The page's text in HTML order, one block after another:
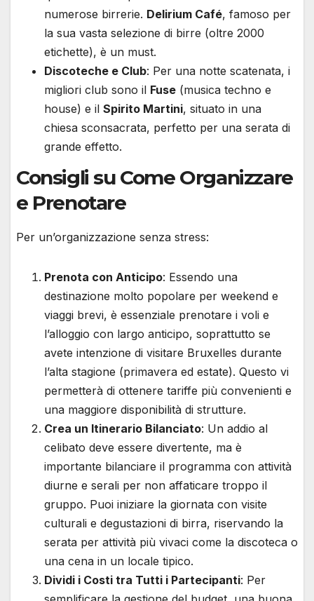
numerose birrerie. Delirium Café, famoso per
la sua vasta selezione di birre (oltre 2000
etichette), è un must.
Discoteche e Club: Per una notte scatenata, i
migliori club sono il Fuse (musica techno e
house) e il Spirito Martini, situato in una
chiesa sconsacrata, perfetto per una serata di
grande effetto.
Consigli su Come Organizzare
e Prenotare
Per un’organizzazione senza stress:
Prenota con Anticipo: Essendo una
destinazione molto popolare per weekend e
viaggi brevi, è essenziale prenotare i voli e
l’alloggio con largo anticipo, soprattutto se
avete intenzione di visitare Bruxelles durante
l’alta stagione (primavera ed estate). Questo vi
permetterà di ottenere tariffe più convenienti e
una maggiore disponibilità di strutture.
Crea un Itinerario Bilanciato: Un addio al
celibato deve essere divertente, ma è
importante bilanciare il programma con attività
diurne e serali per non affaticare troppo il
gruppo. Puoi iniziare la giornata con visite
culturali e degustazioni di birra, riservando la
serata per attività più vivaci come la discoteca o
una cena in un locale tipico.
Dividi i Costi tra Tutti i Partecipanti: Per